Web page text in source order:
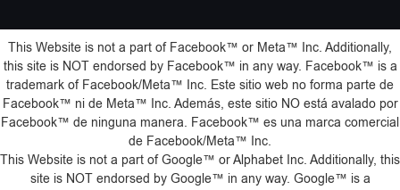
This Website is not a part of Facebook™️ or Meta™️ Inc. Additionally,
this site is NOT endorsed by Facebook™️ in any way. Facebook™️ is a
trademark of Facebook/Meta™️ Inc. Este sitio web no forma parte de
Facebook™️ ni de Meta™️ Inc. Además, este sitio NO está avalado por
Facebook™️ de ninguna manera. Facebook™️ es una marca comercial
de Facebook/Meta™️ Inc.
This Website is not a part of Google™️ or Alphabet Inc. Additionally, this
site is NOT endorsed by Google™️ in any way. Google™️ is a